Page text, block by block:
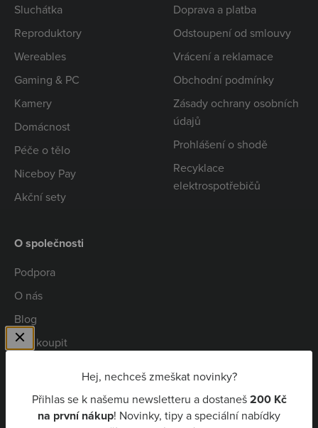
Hej, nechceš zmeškat novinky?
Přihlas se k našemu newsletteru a dostaneš200 Kč
na první nákup! Novinky, tipy a speciální nabídky
Sluchátka
Reproduktory
Wereables
Gaming & PC
Kamery
Domácnost
Péče o tělo
Niceboy Pay
Akční sety
Doprava a platba
Odstoupení od smlouvy
Vrácení a reklamace
Obchodní podmínky
Zásady ochrany osobních
údajů
Prohlášení o shodě
Recyklace
elektrospotřebičů
O společnosti
Podpora
O nás
Blog
Kde koupit
Niceboy Pay